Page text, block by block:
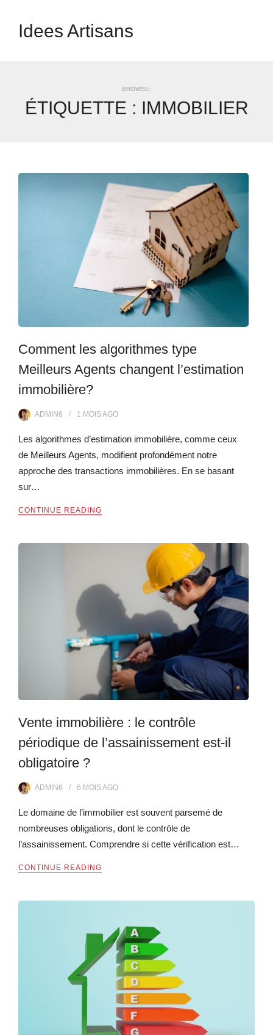
Idees Artisans
BROWSE:
ÉTIQUETTE : IMMOBILIER
Comment les algorithmes type
Meilleurs Agents changent l’estimation
immobilière?
ADMIN6 1 MOISAGO
Les algorithmes d’estimation immobilière, comme ceux
de Meilleurs Agents, modifient profondément notre
approche des transactions immobilières. En se basant
sur…
CONTINUE READING
Vente immobilière : le contrôle
périodique de l’assainissement est-il
obligatoire ?
ADMIN6 6 MOISAGO
Le domaine de l’immobilier est souvent parsemé de
nombreuses obligations, dont le contrôle de
l’assainissement. Comprendre si cette vérification est…
CONTINUE READING